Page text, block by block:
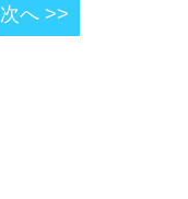
次へ >>